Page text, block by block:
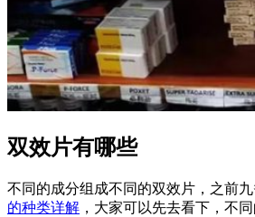
双效片有哪些
不同的成分组成不同的双效片，之前
的种类详解 ，大家可以先去看下，不